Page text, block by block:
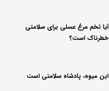
آیا تخم مرغ عسلی برای سلامتی
خطرناک است؟
این میوه، پادشاه سلامتی است